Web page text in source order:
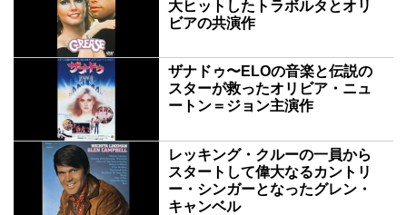
大ヒットしたトラボルタとオリ
ビアの共演作
ザナドゥ〜ELOの音楽と伝説の
スターが救ったオリビア・ニュ
ートン＝ジョン主演作
レッキング・クルーの一員から
スタートして偉大なるカントリ
ー・シンガーとなったグレン・
キャンベル